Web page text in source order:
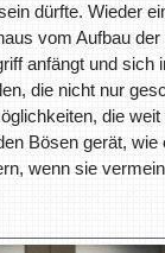
dürfte. Wieder
vom Aufbau
anfängt und
die nicht nur
die
Bösen gerät,
wenn sie